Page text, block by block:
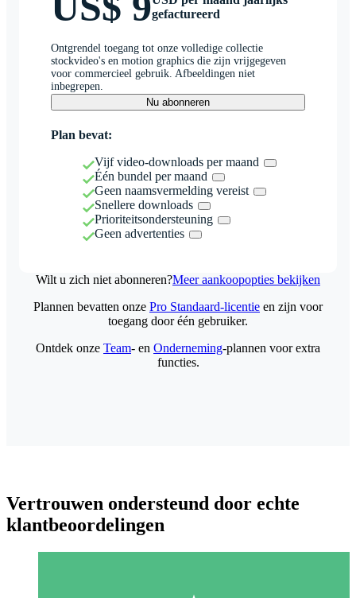
gefactureerd
Ontgrendel toegang tot onze volledige collectie
stockvideo's en motion graphics die zijn vrijgegeven
voor commercieel gebruik. Afbeeldingen niet
inbegrepen.
Nu abonneren
Plan bevat:
Vijf video-downloads per maand
Één bundel per maand
Geen naamsvermelding vereist
Snellere downloads
Prioriteitsondersteuning
Geen advertenties
Wilt u zich niet abonneren?Meer aankoopopties bekijken
Plannen bevatten onze Pro Standaard-licentie en zijn voor
toegang door één gebruiker.
Ontdek onze Team- en Onderneming-plannen voor extra
functies.
Vertrouwen ondersteund door echte
klantbeoordelingen